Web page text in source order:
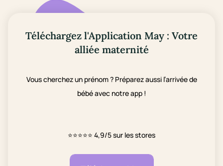
Téléchargez l'Application May : Votre
alliée maternité
Vous cherchez un prénom ? Préparez aussi l’arrivée de
bébé avec notre app !
⭐⭐⭐⭐⭐ 4,9/5 sur les stores